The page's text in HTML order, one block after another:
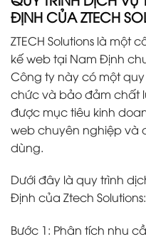
ĐỊNH CỦA ZTECH
ZTECH Solutions là
kế web tại Nam Định
Công ty này có một
chức và bảo đảm chất
được mục tiêu kinh
web chuyên nghiệp và
dùng.
Dưới đây là quy trình
Định của Ztech Solutions:
Bước 1: Phân tích nhu